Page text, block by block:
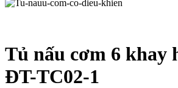
Tủ nấu cơm 6 khay
ĐT-TC02-1